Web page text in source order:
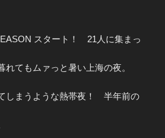
スタート！ 21人に集まっ
れてもムァっと暑い上海の夜。
しまうような熱帯夜！ 半年前の